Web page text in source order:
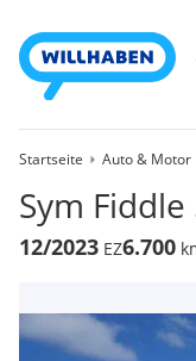
Startseite Auto & Motor
Sym
12/2023 EZ6.700